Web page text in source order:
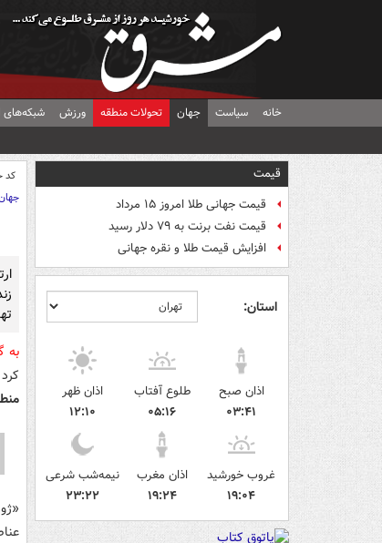
خانه سیاست جهان تحولات منطقه ورزش شبکه‌های
قیمت
قیمت جهانی طلا امروز ۱۵ مرداد
قیمت نفت برنت به ۷۹ دلار رسید
افزایش قیمت طلا و نقره جهانی
استان:
اذان صبح
۰۳:۴۱
طلوع آفتاب
۰۵:۱۶
اذان ظهر
۱۲:۱۰
غروب خورشید
۱۹:۰۴
اذان مغرب
۱۹:۲۴
نیمه‌شب شرعی
۲۳:۲۲
کد
به